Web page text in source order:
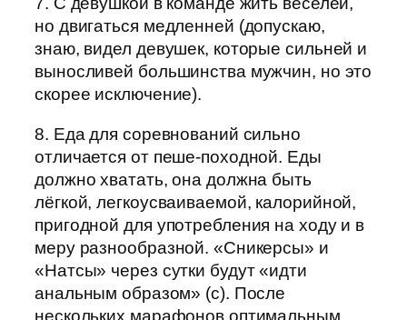
но двигаться медленней (допускаю,
знаю, видел девушек, которые сильней и
выносливей большинства мужчин, но это
скорее исключение).
8. Еда для соревнований сильно
отличается от пеше-походной. Еды
должно хватать, она должна быть
лёгкой, легкоусваиваемой, калорийной,
пригодной для употребления на ходу и в
меру разнообразной. «Сникерсы» и
«Натсы» через сутки будут «идти
анальным образом» (с). После
нескольких марафонов оптимальным